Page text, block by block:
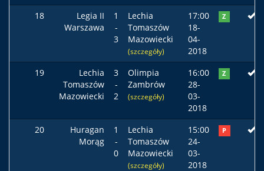
18
Legia II
Warszawa
1
-
3
Lechia
Tomaszów
Mazowiecki
(szczegóły)
17:00
18-
04-
2018
Z
19
Lechia
Tomaszów
Mazowiecki
3
-
2
Olimpia
Zambrów
(szczegóły)
16:00
28-
03-
2018
Z
20
Huragan
Morąg
1
-
0
Lechia
Tomaszów
Mazowiecki
(szczegóły)
15:00
24-
03-
2018
P